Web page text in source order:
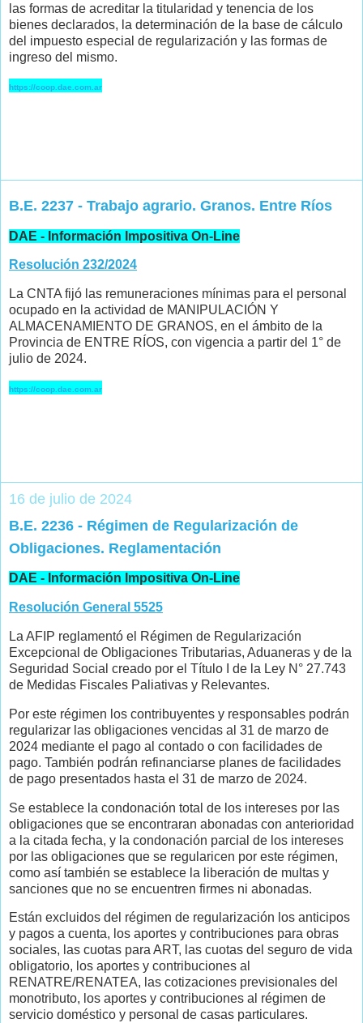
las formas de acreditar la titularidad y tenencia de los
bienes declarados, la determinación de la base de cálculo
del impuesto especial de regularización y las formas de
ingreso del mismo.
https://coop.dae.com.ar
B.E. 2237 - Trabajo agrario. Granos. Entre Ríos
DAE - Información Impositiva On-Line
Resolución 232/2024
La CNTA fijó las remuneraciones mínimas para el personal
ocupado en la actividad de MANIPULACIÓN Y
ALMACENAMIENTO DE GRANOS, en el ámbito de la
Provincia de ENTRE RÍOS, con vigencia a partir del 1° de
julio de 2024.
https://coop.dae.com.ar
16 de julio de 2024
B.E. 2236 - Régimen de Regularización de
Obligaciones. Reglamentación
DAE - Información Impositiva On-Line
Resolución General 5525
La AFIP reglamentó el Régimen de Regularización
Excepcional de Obligaciones Tributarias, Aduaneras y de la
Seguridad Social creado por el Título I de la Ley N° 27.743
de Medidas Fiscales Paliativas y Relevantes.
Por este régimen los contribuyentes y responsables podrán
regularizar las obligaciones vencidas al 31 de marzo de
2024 mediante el pago al contado o con facilidades de
pago. También podrán refinanciarse planes de facilidades
de pago presentados hasta el 31 de marzo de 2024.
Se establece la condonación total de los intereses por las
obligaciones que se encontraran abonadas con anterioridad
a la citada fecha, y la condonación parcial de los intereses
por las obligaciones que se regularicen por este régimen,
como así también se establece la liberación de multas y
sanciones que no se encuentren firmes ni abonadas.
Están excluidos del régimen de regularización los anticipos
y pagos a cuenta, los aportes y contribuciones para obras
sociales, las cuotas para ART, las cuotas del seguro de vida
obligatorio, los aportes y contribuciones al
RENATRE/RENATEA, las cotizaciones previsionales del
monotributo, los aportes y contribuciones al régimen de
servicio doméstico y personal de casas particulares.